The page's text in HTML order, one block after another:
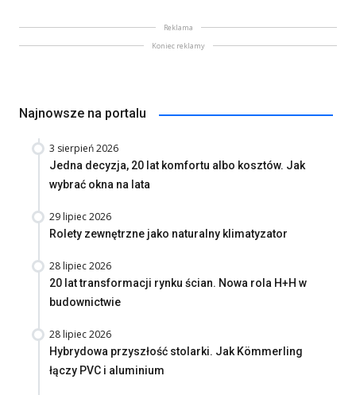
Reklama
Koniec reklamy
Najnowsze na portalu
3 sierpień 2026
Jedna decyzja, 20 lat komfortu albo kosztów. Jak
wybrać okna na lata
29 lipiec 2026
Rolety zewnętrzne jako naturalny klimatyzator
28 lipiec 2026
20 lat transformacji rynku ścian. Nowa rola H+H w
budownictwie
28 lipiec 2026
Hybrydowa przyszłość stolarki. Jak Kömmerling
łączy PVC i aluminium